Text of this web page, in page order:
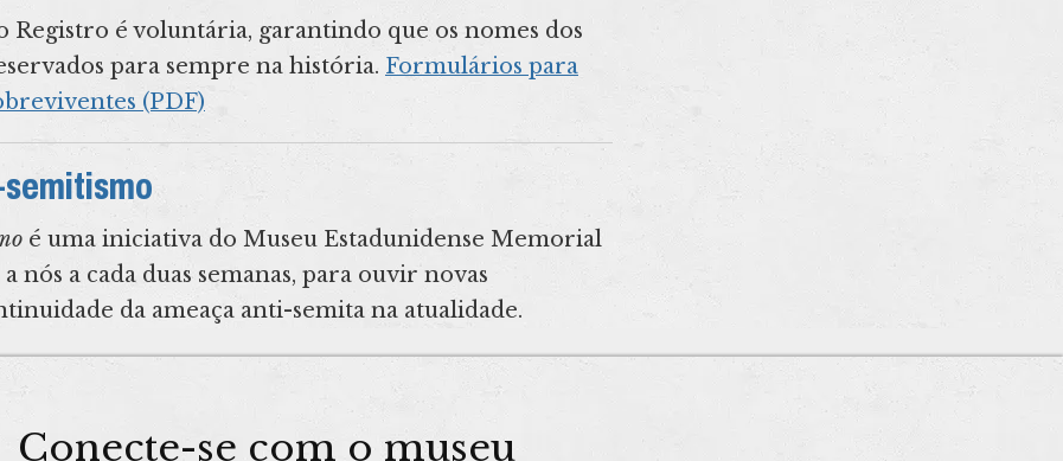
Registro é voluntária, garantindo que os nomes dos
para sempre na história. Formulários para
(PDF)
semitismo
é uma iniciativa do Museu Estadunidense Memorial
nós a cada duas semanas, para ouvir novas
da ameaça anti-semita na atualidade.
Conecte-se com o museu